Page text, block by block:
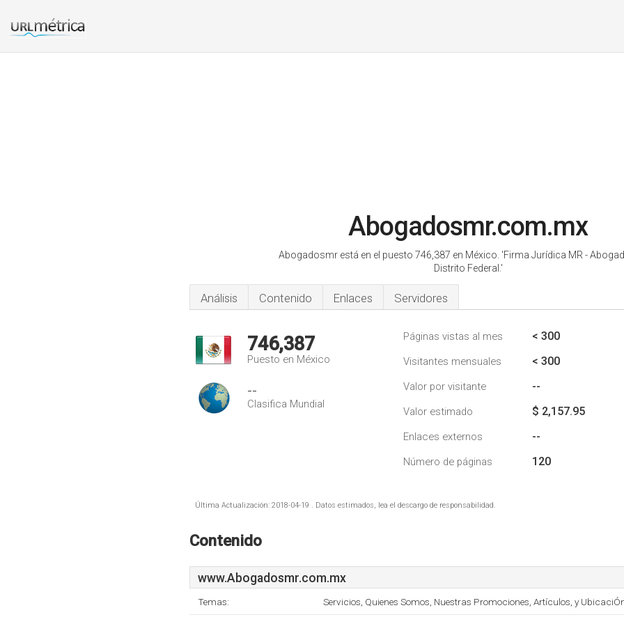
Abogadosmr.com.mx
Abogadosmr está en el puesto 746,387 en México. 'Firma Jurídica MR -
Distrito Federal.'
Análisis Contenido Enlaces Servidores
746,387
Puesto en México
--
Clasifica Mundial
Páginas vistas al mes < 300
Visitantes mensuales < 300
Valor por visitante --
Valor estimado $ 2,157.95
Enlaces externos --
Número de páginas 120
Última Actualización: 2018-04-19 . Datos estimados, lea el descargo de responsabilidad.
Contenido
www.Abogadosmr.com.mx
Temas: Servicios, Quienes Somos, Nuestras Promociones, Artículos, y